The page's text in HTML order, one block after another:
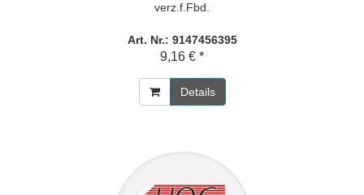
verz.f.Fbd.
Art. Nr.: 9147456395
9,16 € *
Details